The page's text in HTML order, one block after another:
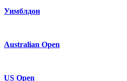
Уимблдон
Australian Open
US Open